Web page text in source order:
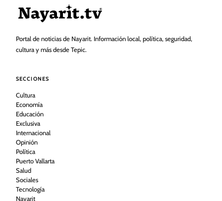
Portal de noticias de Nayarit. Información local, política, seguridad,
cultura y más desde Tepic.
SECCIONES
Cultura
Economía
Educación
Exclusiva
Internacional
Opinión
Política
Puerto Vallarta
Salud
Sociales
Tecnología
Nayarit